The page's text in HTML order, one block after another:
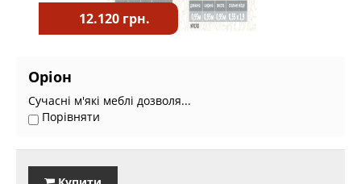
12.120 грн.
Оріон
Сучасні м'які меблі дозволя...
Порівняти